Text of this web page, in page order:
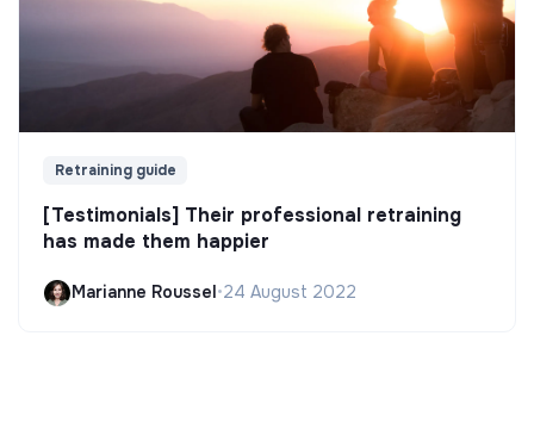
Retraining guide
[Testimonials] Their professional retraining
has made them happier
Marianne Roussel •24 August 2022